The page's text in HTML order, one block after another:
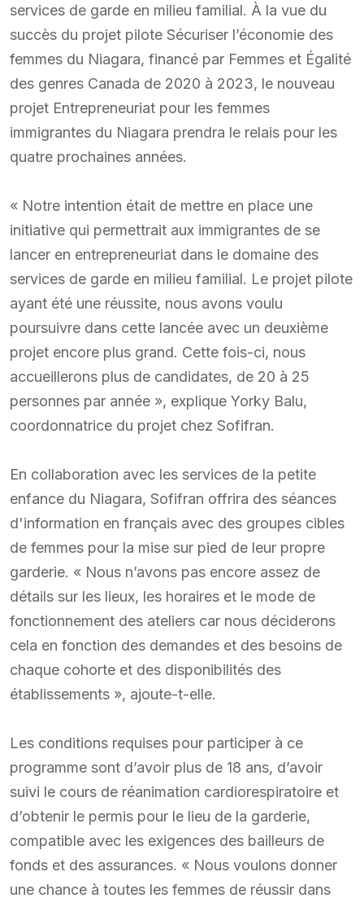
services de garde en milieu familial. À la vue du
succès du projet pilote Sécuriser l’économie des
femmes du Niagara, financé par Femmes et Égalité
des genres Canada de 2020 à 2023, le nouveau
projet Entrepreneuriat pour les femmes
immigrantes du Niagara prendra le relais pour les
quatre prochaines années.
« Notre intention était de mettre en place une
initiative qui permettrait aux immigrantes de se
lancer en entrepreneuriat dans le domaine des
services de garde en milieu familial. Le projet pilote
ayant été une réussite, nous avons voulu
poursuivre dans cette lancée avec un deuxième
projet encore plus grand. Cette fois-ci, nous
accueillerons plus de candidates, de 20 à 25
personnes par année », explique Yorky Balu,
coordonnatrice du projet chez Sofifran.
En collaboration avec les services de la petite
enfance du Niagara, Sofifran offrira des séances
d'information en français avec des groupes cibles
de femmes pour la mise sur pied de leur propre
garderie. « Nous n’avons pas encore assez de
détails sur les lieux, les horaires et le mode de
fonctionnement des ateliers car nous déciderons
cela en fonction des demandes et des besoins de
chaque cohorte et des disponibilités des
établissements », ajoute-t-elle.
Les conditions requises pour participer à ce
programme sont d’avoir plus de 18 ans, d’avoir
suivi le cours de réanimation cardiorespiratoire et
d’obtenir le permis pour le lieu de la garderie,
compatible avec les exigences des bailleurs de
fonds et des assurances. « Nous voulons donner
une chance à toutes les femmes de réussir dans